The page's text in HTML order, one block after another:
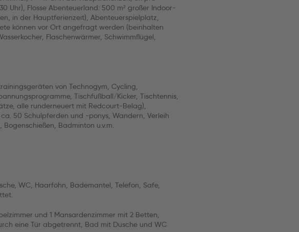
Uhr), Flosse Abenteuerland: 500 m² großer Indoor-
in der Hauptferienzeit), Abenteuerspielplatz,
können vor Ort angefragt werden (beinhalten
Flaschenwärmer, Schwimmflügel,
von Technogym, Cycling,
Tischfußball/Kicker, Tischtennis,
alle runderneuert mit Redcourt-Belag),
50 Schulpferden und -ponys, Wandern, Verleih
Badminton u.v.m.
WC, Haarföhn, Bademantel, Telefon, Safe,
und 1 Mansardenzimmer mit 2 Betten,
eine Tür abgetrennt, Bad mit Dusche und WC